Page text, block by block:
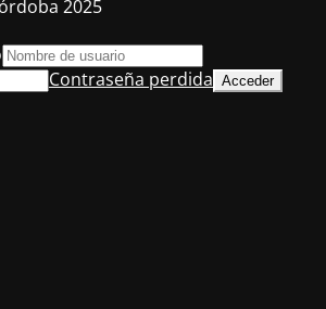
2025
Contraseña perdida